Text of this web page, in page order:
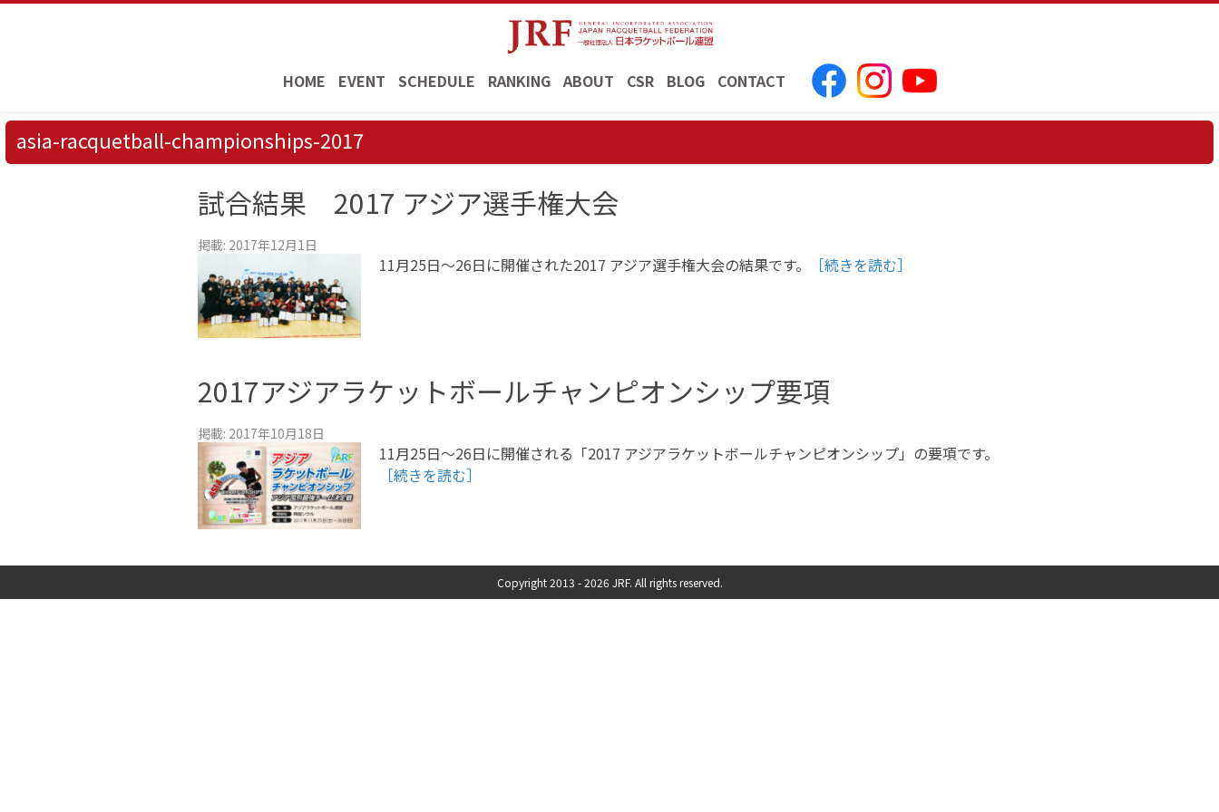
HOME EVENT SCHEDULE RANKING ABOUT CSR BLOG CONTACT
asia-racquetball-championships-2017
試合結果 2017 アジア選手権大会
掲載: 2017年12月1日
11月25日〜26日に開催された2017 アジア選手権大会の結果です。 ［続きを読む］
2017アジアラケットボールチャンピオンシップ要項
掲載: 2017年10月18日
11月25日〜26日に開催される「2017 アジアラケットボールチャンピオンシップ」の要項です。
［続きを読む］
Copyright 2013 -2026 JRF. All rights reserved.